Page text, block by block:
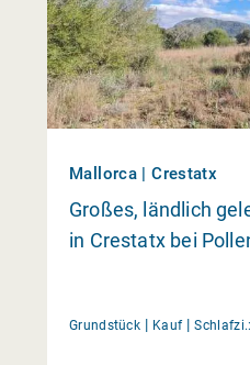
Mallorca | Crestatx
Großes, ländlich
in Crestatx bei
Grundstück | Kauf|Schlafzi.: